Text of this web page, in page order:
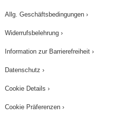
Allg. Geschäftsbedingungen ›
Widerrufsbelehrung ›
Information zur Barrierefreiheit ›
Datenschutz ›
Cookie Details ›
Cookie Präferenzen ›